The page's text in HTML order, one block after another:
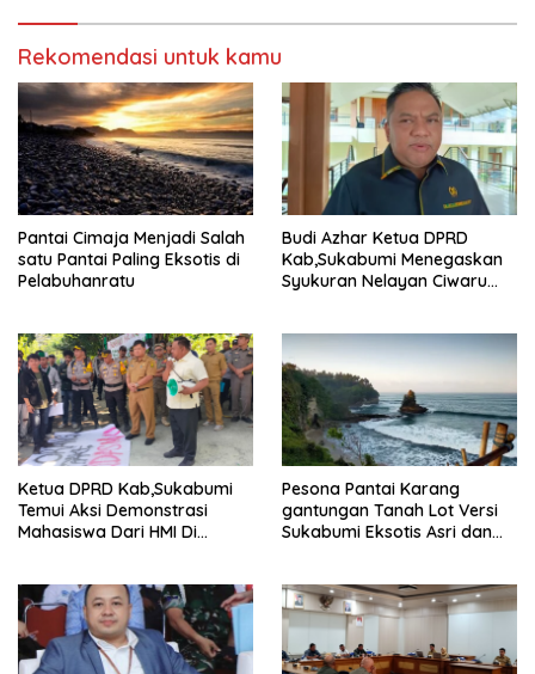
Rekomendasi untuk kamu
Pantai Cimaja Menjadi Salah
satu Pantai Paling Eksotis di
Pelabuhanratu
Budi Azhar Ketua DPRD
Kab,Sukabumi Menegaskan
Syukuran Nelayan Ciwaru
Ekonomi Kreatif Akar
Rumput
Ketua DPRD Kab,Sukabumi
Temui Aksi Demonstrasi
Mahasiswa Dari HMI Di
Pesona Pantai Karang
gantungan Tanah Lot Versi
Sukabumi Eksotis Asri dan